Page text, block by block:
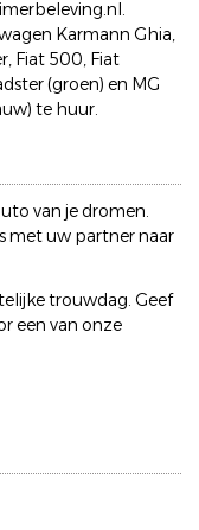
Karmann Ghia,
Fiat 500, Fiat
(groen) en MG
te huur.
van je dromen.
met uw partner naar
trouwdag. Geef
een van onze